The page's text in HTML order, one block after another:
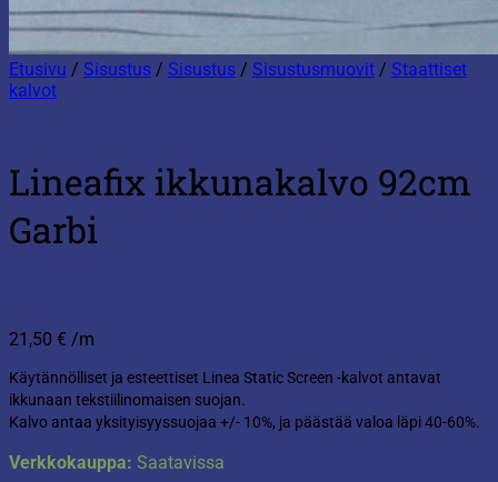
Etusivu / Sisustus / Sisustus / Sisustusmuovit / Staattiset
kalvot
Lineafix ikkunakalvo 92cm
Garbi
21,50 € /m
Käytännölliset ja esteettiset Linea Static Screen -kalvot antavat
ikkunaan tekstiilinomaisen suojan.
Kalvo antaa yksityisyyssuojaa +/- 10%, ja päästää valoa läpi 40-60%.
Verkkokauppa: Saatavissa